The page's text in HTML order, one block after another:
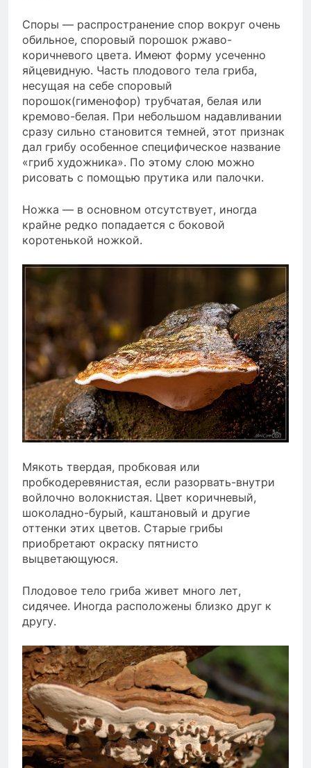
Споры — распространение спор вокруг очень
обильное, споровый порошок ржаво-
коричневого цвета. Имеют форму усеченно
яйцевидную. Часть плодового тела гриба,
несущая на себе споровый
порошок(гименофор) трубчатая, белая или
кремово-белая. При небольшом надавливании
сразу сильно становится темней, этот признак
дал грибу особенное специфическое название
«гриб художника». По этому слою можно
рисовать с помощью прутика или палочки.
Ножка — в основном отсутствует, иногда
крайне редко попадается с боковой
коротенькой ножкой.
Мякоть твердая, пробковая или
пробкодеревянистая, если разорвать-внутри
войлочно волокнистая. Цвет коричневый,
шоколадно-бурый, каштановый и другие
оттенки этих цветов. Старые грибы
приобретают окраску пятнисто
выцветающуюся.
Плодовое тело гриба живет много лет,
сидячее. Иногда расположены близко друг к
другу.